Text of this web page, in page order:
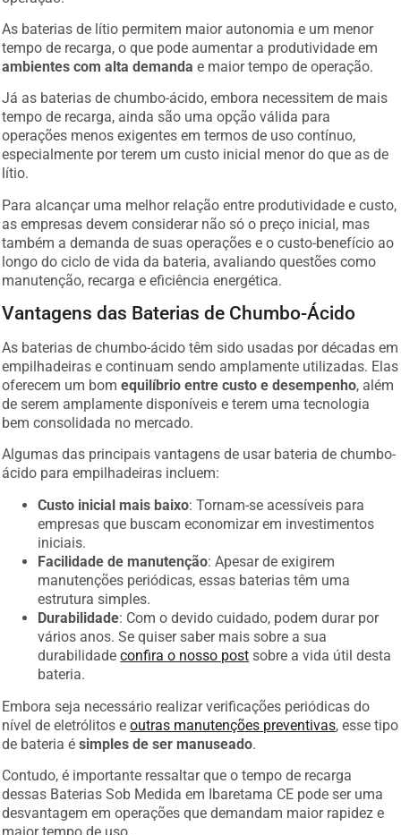
As baterias de lítio permitem maior autonomia e um menor
tempo de recarga, o que pode aumentar a produtividade em
ambientes com alta demanda e maior tempo de operação.
Já as baterias de chumbo-ácido, embora necessitem de mais
tempo de recarga, ainda são uma opção válida para
operações menos exigentes em termos de uso contínuo,
especialmente por terem um custo inicial menor do que as de
lítio.
Para alcançar uma melhor relação entre produtividade e custo,
as empresas devem considerar não só o preço inicial, mas
também a demanda de suas operações e o custo-benefício ao
longo do ciclo de vida da bateria, avaliando questões como
manutenção, recarga e eficiência energética.
Vantagens das Baterias de Chumbo-Ácido
As baterias de chumbo-ácido têm sido usadas por décadas em
empilhadeiras e continuam sendo amplamente utilizadas. Elas
oferecem um bom equilíbrio entre custo e desempenho , além
de serem amplamente disponíveis e terem uma tecnologia
bem consolidada no mercado.
Algumas das principais vantagens de usar bateria de chumbo-
ácido para empilhadeiras incluem:
Custo inicial mais baixo: Tornam-se acessíveis para
empresas que buscam economizar em investimentos
iniciais.
Facilidade de manutenção: Apesar de exigirem
manutenções periódicas, essas baterias têm uma
estrutura simples.
Durabilidade: Com o devido cuidado, podem durar por
vários anos. Se quiser saber mais sobre a sua
durabilidade confira o nosso post sobre a vida útil desta
bateria.
Embora seja necessário realizar verificações periódicas do
nível de eletrólitos e outras manutenções preventivas , esse tipo
de bateria é simples de ser manuseado.
Contudo, é importante ressaltar que o tempo de recarga
dessas Baterias Sob Medida em Ibaretama CE pode ser uma
desvantagem em operações que demandam maior rapidez e
maior tempo de uso.